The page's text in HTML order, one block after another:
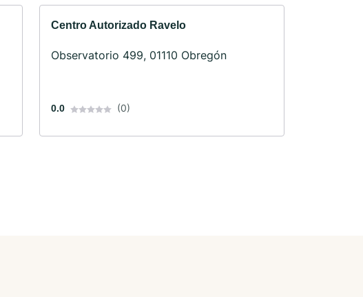
Centro Autorizado Ravelo
Observatorio 499, 01110 Obregón
0.0 (0)